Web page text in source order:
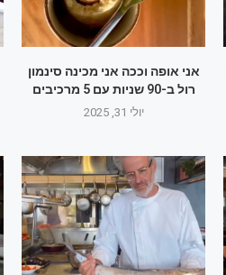
אני אופה וככה אני מכינה סינמון
רול ב-90 שניות עם 5 מרכיבים
יולי 31, 2025